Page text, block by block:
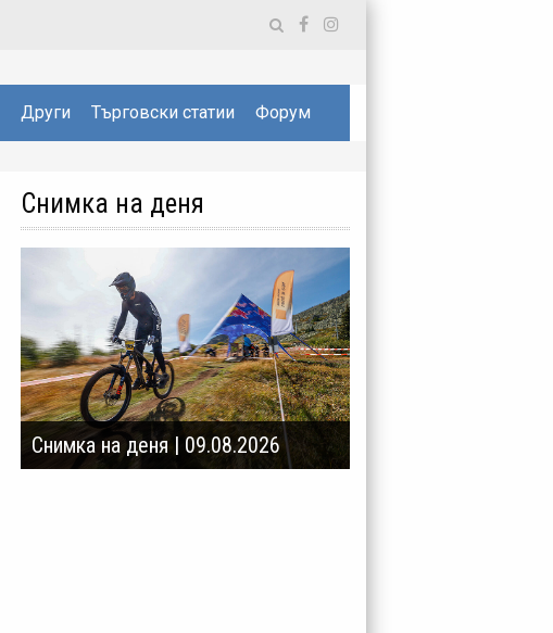
Други Търговски статии Форум
Снимка на деня
Снимка на деня | 09.08.2026